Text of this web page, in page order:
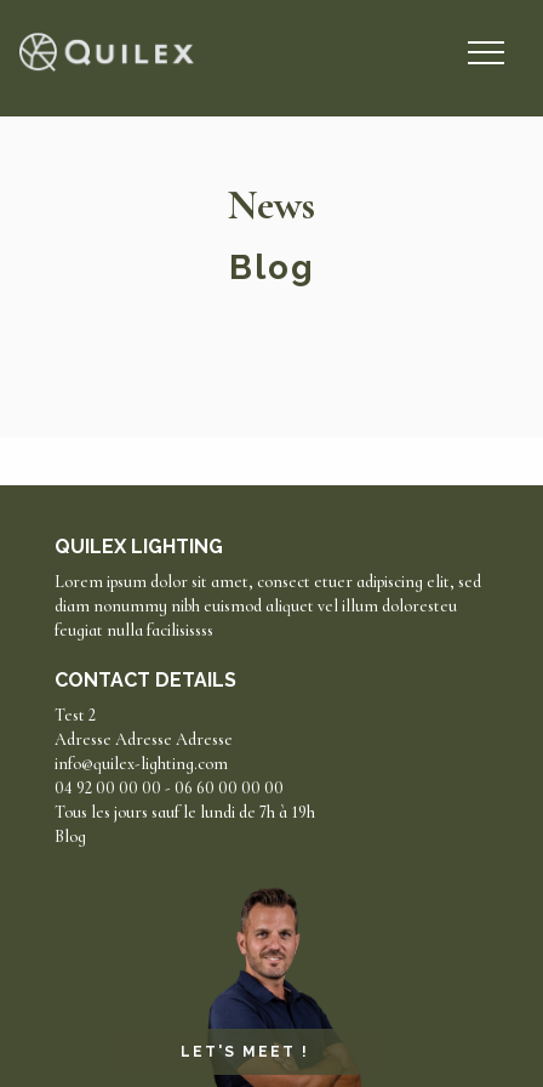
News
Blog
QUILEX LIGHTING
Lorem ipsum dolor sit amet, consect etuer adipiscing elit, sed
diam nonummy nibh euismod aliquet vel illum doloresteu
feugiat nulla facilisissss
CONTACT DETAILS
Test 2
Adresse Adresse Adresse
info@quilex-lighting.com
04 92 00 00 00 - 06 60 00 00 00
Tous les jours sauf le lundi de 7h à 19h
Blog
LET'S MEET !